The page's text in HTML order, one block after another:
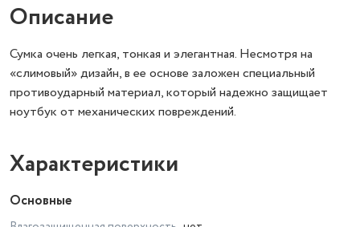
Описание
Сумка очень легкая, тонкая и элегантная. Несмотря на
«слимовый» дизайн, в ее основе заложен специальный
противоударный материал, который надежно защищает
ноутбук от механических повреждений.
Характеристики
Основные